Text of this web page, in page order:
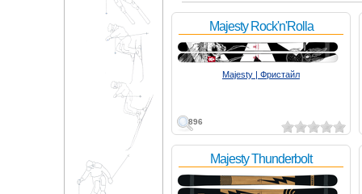
896
Majesty Rock'n'Rolla
Majesty | Фристайл
Majesty Thunderbolt